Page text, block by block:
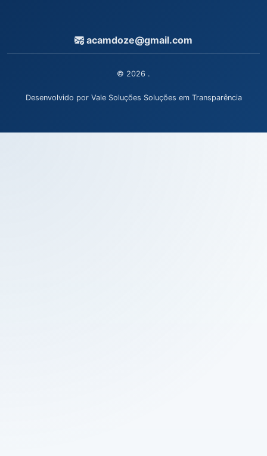
acamdoze@gmail.com
© 2026 .
Desenvolvido por Vale Soluções Soluções em Transparência